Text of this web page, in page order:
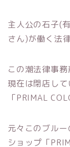
主人公の石子(
さん)が働く法
この潮法律事
現在は閉店して
「PRIMAL
元々このブルー
ショップ「